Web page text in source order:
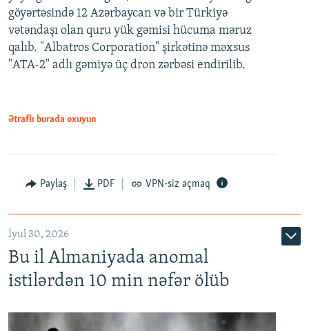
göyərtəsində 12 Azərbaycan və bir Türkiyə
vətəndaşı olan quru yük gəmisi hücuma məruz
qalıb. "Albatros Corporation" şirkətinə məxsus
"ATA-2" adlı gəmiyə üç dron zərbəsi endirilib.
Ətraflı burada oxuyun
Paylaş PDF VPN-siz açmaq
İyul 30, 2026
Bu il Almaniyada anomal
istilərdən 10 min nəfər ölüb